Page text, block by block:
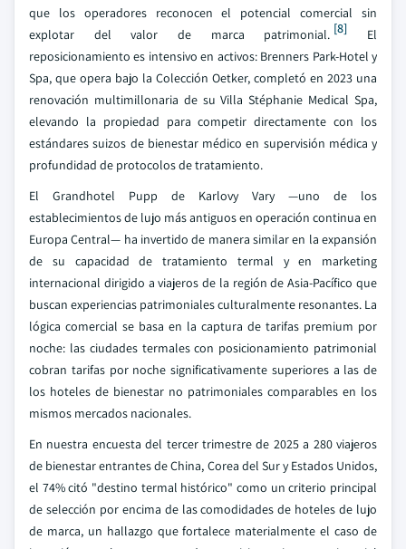
que los operadores reconocen el potencial comercial sin
explotar del valor de marca patrimonial. [8] El
reposicionamiento es intensivo en activos: Brenners Park-Hotel y
Spa, que opera bajo la Colección Oetker, completó en 2023 una
renovación multimillonaria de su Villa Stéphanie Medical Spa,
elevando la propiedad para competir directamente con los
estándares suizos de bienestar médico en supervisión médica y
profundidad de protocolos de tratamiento.
El Grandhotel Pupp de Karlovy Vary —uno de los
establecimientos de lujo más antiguos en operación continua en
Europa Central— ha invertido de manera similar en la expansión
de su capacidad de tratamiento termal y en marketing
internacional dirigido a viajeros de la región de Asia-Pacífico que
buscan experiencias patrimoniales culturalmente resonantes. La
lógica comercial se basa en la captura de tarifas premium por
noche: las ciudades termales con posicionamiento patrimonial
cobran tarifas por noche significativamente superiores a las de
los hoteles de bienestar no patrimoniales comparables en los
mismos mercados nacionales.
En nuestra encuesta del tercer trimestre de 2025 a 280 viajeros
de bienestar entrantes de China, Corea del Sur y Estados Unidos,
el 74% citó "destino termal histórico" como un criterio principal
de selección por encima de las comodidades de hoteles de lujo
de marca, un hallazgo que fortalece materialmente el caso de